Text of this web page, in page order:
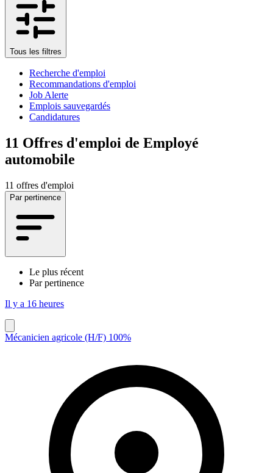
Tous les filtres
Recherche d'emploi
Recommandations d'emploi
Job Alerte
Emplois sauvegardés
Candidatures
11 Offres d'emploi de Employé
automobile
11 offres d'emploi
Par pertinence
Le plus récent
Par pertinence
Il y a 16 heures
Mécanicien agricole (H/F) 100%